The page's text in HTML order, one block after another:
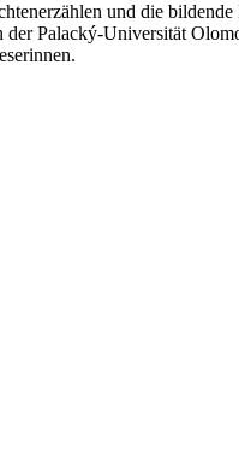
und die
Palacký-Universität